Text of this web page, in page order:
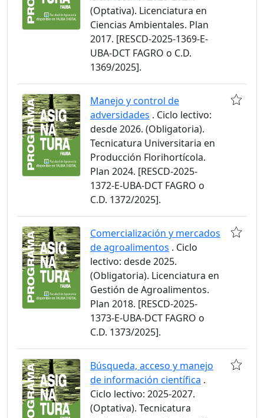
(Optativa). Licenciatura en
Ciencias Ambientales. Plan
2017. [RESCD-2025-1369-E-
UBA-DCT FAGRO o C.D.
1369/2025].
Manejo y control de
adversidades . Ciclo lectivo:
desde 2026. (Obligatoria).
Tecnicatura Universitaria en
Producción Florihortícola.
Plan 2024. [RESCD-2025-
1372-E-UBA-DCT FAGRO o
C.D. 1372/2025].
Comercialización y mercados
de agroalimentos . Ciclo
lectivo: desde 2025.
(Obligatoria). Licenciatura en
Gestión de Agroalimentos.
Plan 2018. [RESCD-2025-
1373-E-UBA-DCT FAGRO o
C.D. 1373/2025].
Búsqueda, acceso y manejo
de información científica .
Ciclo lectivo: 2025-2027.
(Optativa). Tecnicatura